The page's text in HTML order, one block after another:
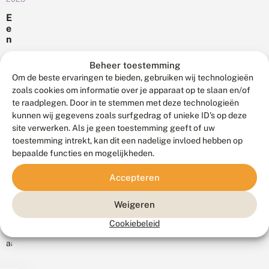
Beheer toestemming
Om de beste ervaringen te bieden, gebruiken wij technologieën
zoals cookies om informatie over je apparaat op te slaan en/of
te raadplegen. Door in te stemmen met deze technologieën
kunnen wij gegevens zoals surfgedrag of unieke ID's op deze
site verwerken. Als je geen toestemming geeft of uw
toestemming intrekt, kan dit een nadelige invloed hebben op
bepaalde functies en mogelijkheden.
Accepteren
Weigeren
Cookiebeleid
Er
zijn
p
e
e
n
De
Vlinderstichting
van
mensen
die
een
rups
hebben
gevonden
en
willen
weten
welke
vlinder...
E
e
n
w
N
e
sinds
een
jaar
of
tien
inventariseert
de
KNNV-
nachtvlinderwerkgroep
Haarlem
Kennemerduinen.
18
2023
W
k
o
Dat
aangetrokken